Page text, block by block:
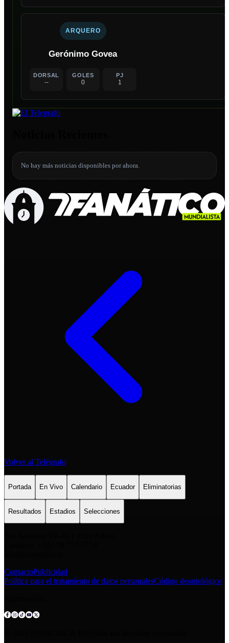
ARQUERO
Gerónimo Govea
DORSAL
--
GOLES
0
PJ
1
No hay más noticias disponibles por ahora.
Volver al Telégrafo
Portada En Vivo Calendario Ecuador Eliminatorias
Resultados Estadios Selecciones
ContactoPublicidad
Política para el tratamiento de datos personalesCódigo deontológico